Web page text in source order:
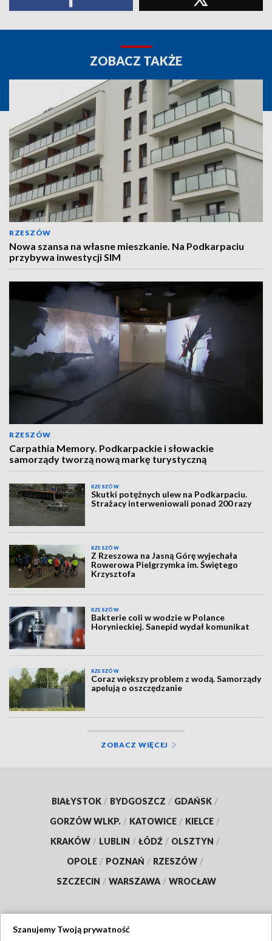
ZOBACZ TAKŻE
RZESZÓW
Nowa szansa na własne mieszkanie. Na Podkarpaciu
przybywa inwestycji SIM
RZESZÓW
Carpathia Memory. Podkarpackie i słowackie
samorządy tworzą nową markę turystyczną
RZESZÓW
Skutki potężnych ulew na Podkarpaciu.
Strażacy interweniowali ponad 200 razy
RZESZÓW
Z Rzeszowa na Jasną Górę wyjechała
Rowerowa Pielgrzymka im. Świętego
Krzysztofa
RZESZÓW
Bakterie coli w wodzie w Polance
Horynieckiej. Sanepid wydał komunikat
RZESZÓW
Coraz większy problem z wodą. Samorządy
apelują o oszczędzanie
ZOBACZ WIĘCEJ
BIAŁYSTOK / BYDGOSZCZ / GDAŃSK /
GORZÓW WLKP. / KATOWICE / KIELCE /
KRAKÓW / LUBLIN / ŁÓDŹ / OLSZTYN /
OPOLE / POZNAŃ / RZESZÓW /
SZCZECIN / WARSZAWA / WROCŁAW
Szanujemy Twoją prywatność